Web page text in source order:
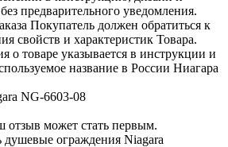
предварительного уведомления.
Покупатель должен обратиться к
свойств и характеристик Товара.
о товаре указывается в инструкции и
название в России Ниагара
NG-6603-08
отзыв может стать первым.
душевые ограждения Niagara